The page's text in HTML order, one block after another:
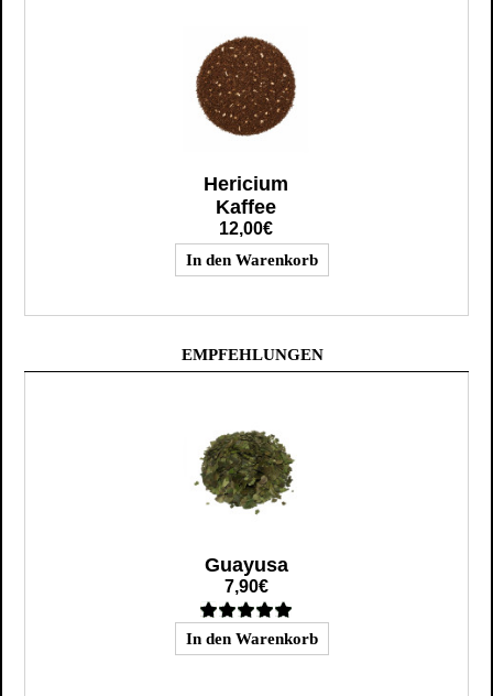
Hericium
Kaffee
12,00€
EMPFEHLUNGEN
Guayusa
7,90€